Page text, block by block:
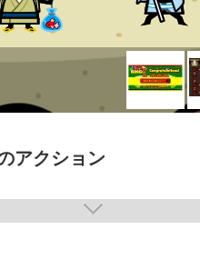
アクション